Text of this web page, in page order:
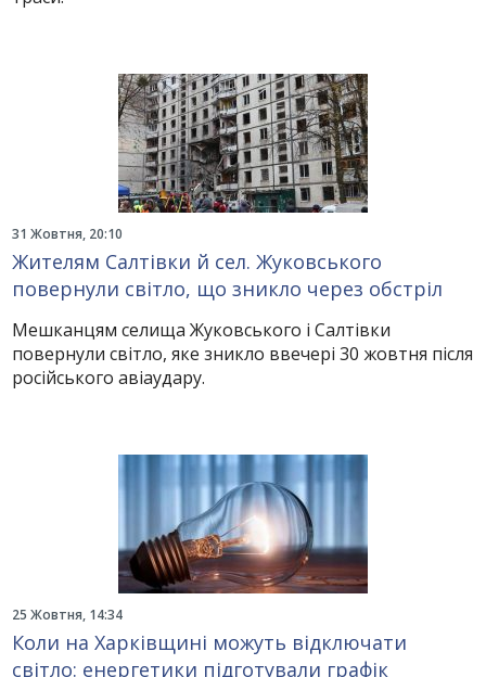
31 Жовтня, 20:10
Жителям Салтівки й сел. Жуковського
повернули світло, що зникло через обстріл
Мешканцям селища Жуковського і Салтівки
повернули світло, яке зникло ввечері 30 жовтня після
російського авіаудару.
25 Жовтня, 14:34
Коли на Харківщині можуть відключати
світло: енергетики підготували графік